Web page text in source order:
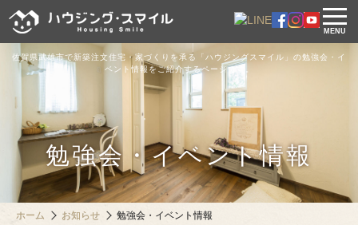
佐賀県武雄市で新築注文住宅・家づくりを承る「ハウジングスマイル」の勉強会・イ
ベント情報をご紹介するページです。
勉強会・イベント情報
MENU
ホーム お知らせ 勉強会・イベント情報